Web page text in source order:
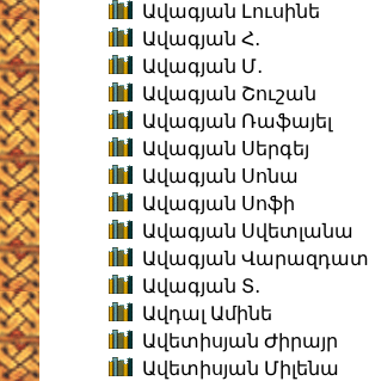
Ավագյան Լուսինե
Ավագյան Հ․
Ավագյան Մ․
Ավագյան Շուշան
Ավագյան Ռաֆայել
Ավագյան Սերգեյ
Ավագյան Սոնա
Ավագյան Սոֆի
Ավագյան Սվետլանա
Ավագյան Վարազդատ
Ավագյան Տ․
Ավդալ Ամինե
Ավետիսյան Ժիրայր
Ավետիսյան Միլենա